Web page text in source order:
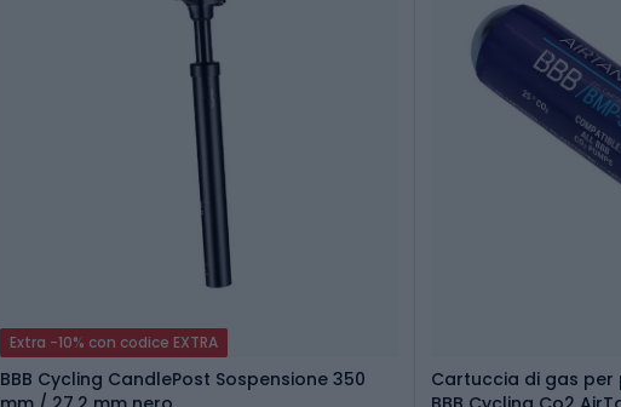
Extra -10% con codice EXTRA
BBB Cycling CandlePost Sospensione 350
Cartuccia di gas